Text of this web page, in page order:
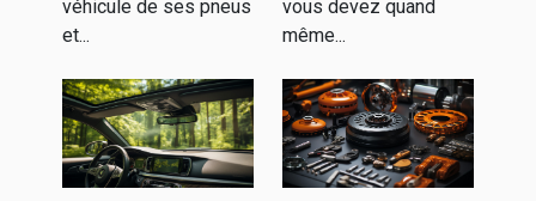
véhicule de ses pneus
et...
vous devez quand
même...